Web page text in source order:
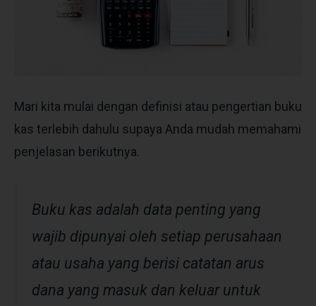
Mari kita mulai dengan definisi atau pengertian buku
kas terlebih dahulu supaya Anda mudah memahami
penjelasan berikutnya.
Buku kas adalah data penting yang
wajib dipunyai oleh setiap perusahaan
atau usaha yang berisi catatan arus
dana yang masuk dan keluar untuk